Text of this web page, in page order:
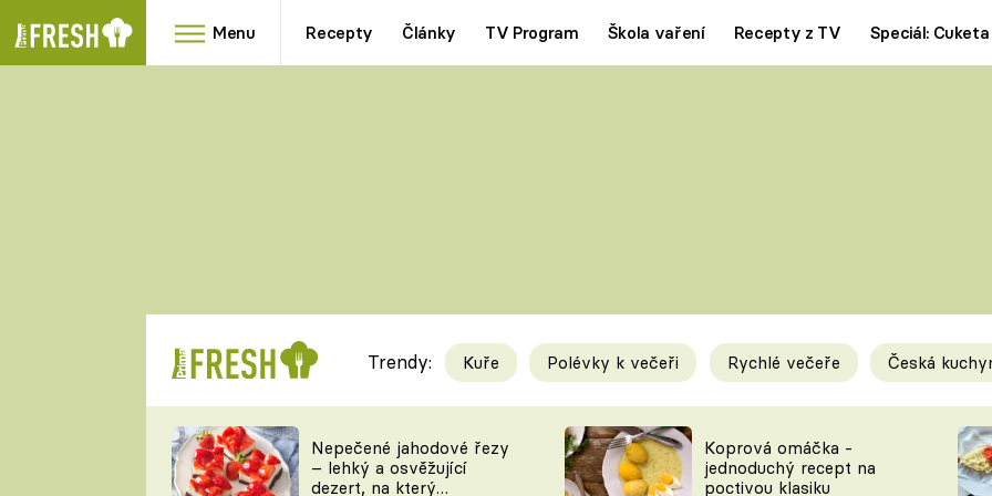
Menu Recepty Články TV Program Škola vaření Recepty z TV Speciál: Cuketa
RYCHLOVKY
Videorecepty
TEĎ VAŘÍ ŠÉF!
Tipy a triky
KAM ZA JÍDLEM
Trendy: Kuře Polévky k večeři Rychlé večeře Česká
Nepečené jahodové řezy
– lehký a osvěžující
dezert, na který
Koprová omáčka -
jednoduchý recept na
poctivou klasiku